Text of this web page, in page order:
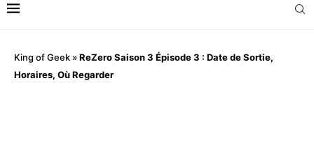
King of Geek »ReZero Saison 3 Épisode 3 : Date de Sortie,
Horaires, Où Regarder